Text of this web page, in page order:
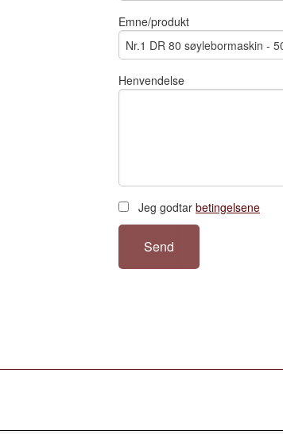
Emne/produkt
Henvendelse
Jeg godtar betingelsene
Send